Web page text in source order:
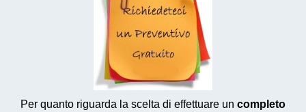
Per quanto riguarda la scelta di effettuare un completo